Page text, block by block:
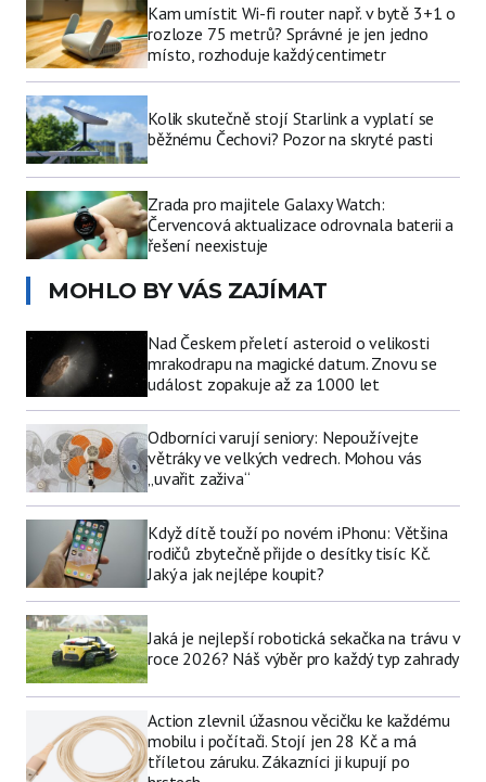
Kam umístit Wi-fi router např. v bytě 3+1 o
rozloze 75 metrů? Správné je jen jedno
místo, rozhoduje každý centimetr
Kolik skutečně stojí Starlink a vyplatí se
běžnému Čechovi? Pozor na skryté pasti
Zrada pro majitele Galaxy Watch:
Červencová aktualizace odrovnala baterii a
řešení neexistuje
MOHLO BY VÁS ZAJÍMAT
Nad Českem přeletí asteroid o velikosti
mrakodrapu na magické datum. Znovu se
událost zopakuje až za 1000 let
Odborníci varují seniory: Nepoužívejte
větráky ve velkých vedrech. Mohou vás
„uvařit zaživa“
Když dítě touží po novém iPhonu: Většina
rodičů zbytečně přijde o desítky tisíc Kč.
Jaký a jak nejlépe koupit?
Jaká je nejlepší robotická sekačka na trávu v
roce 2026? Náš výběr pro každý typ zahrady
Action zlevnil úžasnou věcičku ke každému
mobilu i počítači. Stojí jen 28 Kč a má
tříletou záruku. Zákazníci ji kupují po